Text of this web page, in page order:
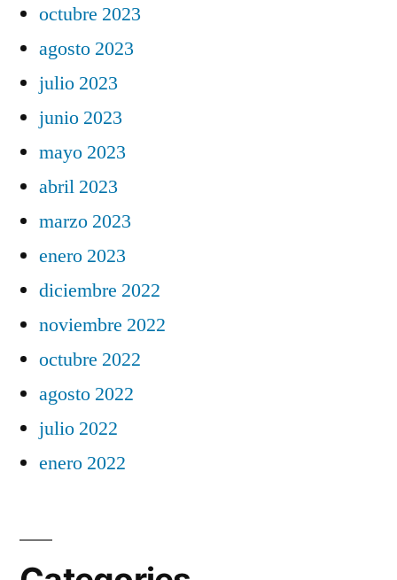
octubre 2023
agosto 2023
julio 2023
junio 2023
mayo 2023
abril 2023
marzo 2023
enero 2023
diciembre 2022
noviembre 2022
octubre 2022
agosto 2022
julio 2022
enero 2022